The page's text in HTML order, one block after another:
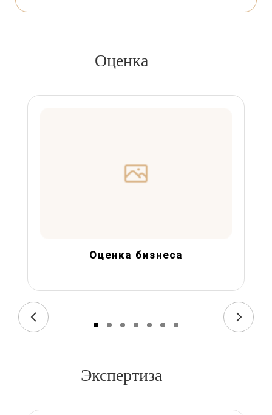
Оценка
Оценка бизнеса
Экспертиза